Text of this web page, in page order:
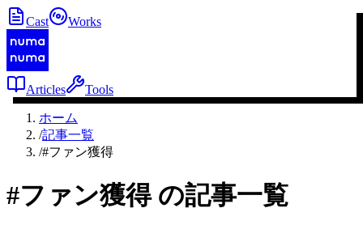
Cast Works
Articles Tools
ホーム
/記事一覧
/#ファン獲得
#ファン獲得の記事一覧